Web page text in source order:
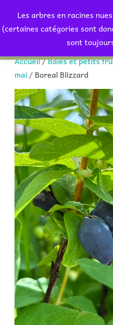
Les arbres en racines
(certaines catégories sont
sont
contenu
Accueil/Baies et petits
mai / Boreal Blizzard